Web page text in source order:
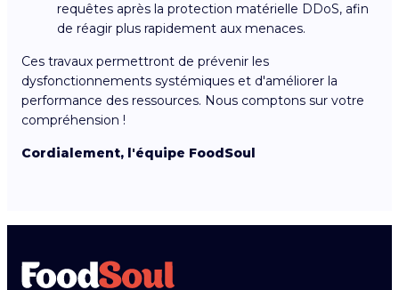
requêtes après la protection matérielle DDoS, afin
de réagir plus rapidement aux menaces.
Ces travaux permettront de prévenir les
dysfonctionnements systémiques et d'améliorer la
performance des ressources. Nous comptons sur votre
compréhension !
Cordialement, l'équipe FoodSoul